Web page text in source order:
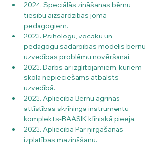
2024. Speciālās zināšanas bērnu
tiesību aizsardzības jomā
pedagogiem.
2023. Psihologu, vecāku un
pedagogu sadarbības modelis bērnu
uzvedības problēmu novēršanai.
2023. Darbs ar izglītojamiem, kuriem
skolā nepieciešams atbalsts
uzvedībā.
2023. Apliecība Bērnu agrīnās
attīstības skrīninga instrumentu
komplekts-BAASIK klīniskā pieeja.
2023. Apliecība Par ņirgāšanās
izplatības mazināšanu.